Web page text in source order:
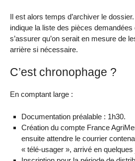
Il est alors temps d’archiver le
indique la liste des pièces
s’assurer qu’on serait en mesure de
arrière si nécessaire.
C’est chronophage ?
En comptant large :
Documentation préalable : 1h30.
Création du compte France
ensuite attendre le courrier
« télé-usager », arrivé en quelques